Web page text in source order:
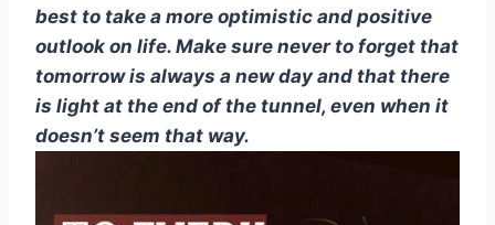
best to take a more optimistic and positive
outlook on life. Make sure never to forget that
tomorrow is always a new day and that there
is light at the end of the tunnel, even when it
doesn’t seem that way.